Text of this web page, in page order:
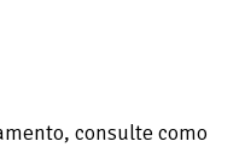
consulte como